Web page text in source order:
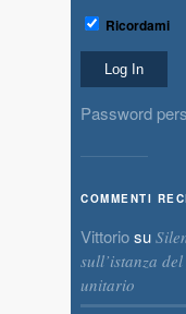
Ricordami
Password
COMMENTI
Vittoriosu
sull’istanza
unitario